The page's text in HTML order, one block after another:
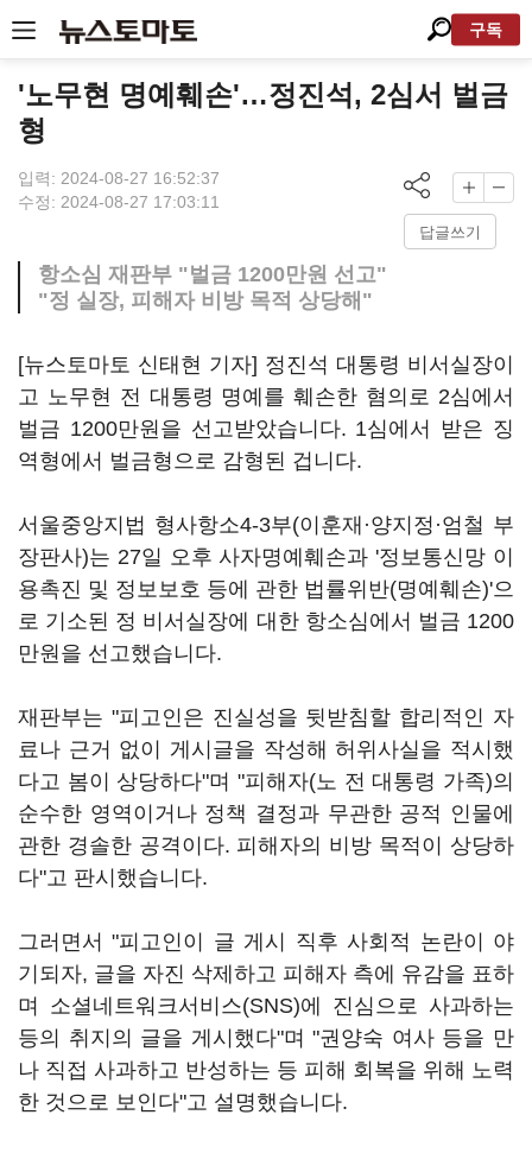
구독
'노무현 명예훼손'…정진석, 2심서 벌금
형
입력: 2024-08-27 16:52:37
수정: 2024-08-27 17:03:11
답글쓰기
항소심 재판부 "벌금 1200만원 선고"
"정 실장, 피해자 비방 목적 상당해"
[뉴스토마토 신태현 기자] 정진석 대통령 비서실장이
고 노무현 전 대통령 명예를 훼손한 혐의로 2심에서
벌금 1200만원을 선고받았습니다. 1심에서 받은 징
역형에서 벌금형으로 감형된 겁니다.
서울중앙지법 형사항소4-3부(이훈재·양지정·엄철 부
장판사)는 27일 오후 사자명예훼손과 '정보통신망 이
용촉진 및 정보보호 등에 관한 법률위반(명예훼손)'으
로 기소된 정 비서실장에 대한 항소심에서 벌금 1200
만원을 선고했습니다.
재판부는 "피고인은 진실성을 뒷받침할 합리적인 자
료나 근거 없이 게시글을 작성해 허위사실을 적시했
다고 봄이 상당하다"며 "피해자(노 전 대통령 가족)의
순수한 영역이거나 정책 결정과 무관한 공적 인물에
관한 경솔한 공격이다. 피해자의 비방 목적이 상당하
다"고 판시했습니다.
그러면서 "피고인이 글 게시 직후 사회적 논란이 야
기되자, 글을 자진 삭제하고 피해자 측에 유감을 표하
며 소셜네트워크서비스(SNS)에 진심으로 사과하는
등의 취지의 글을 게시했다"며 "권양숙 여사 등을 만
나 직접 사과하고 반성하는 등 피해 회복을 위해 노력
한 것으로 보인다"고 설명했습니다.